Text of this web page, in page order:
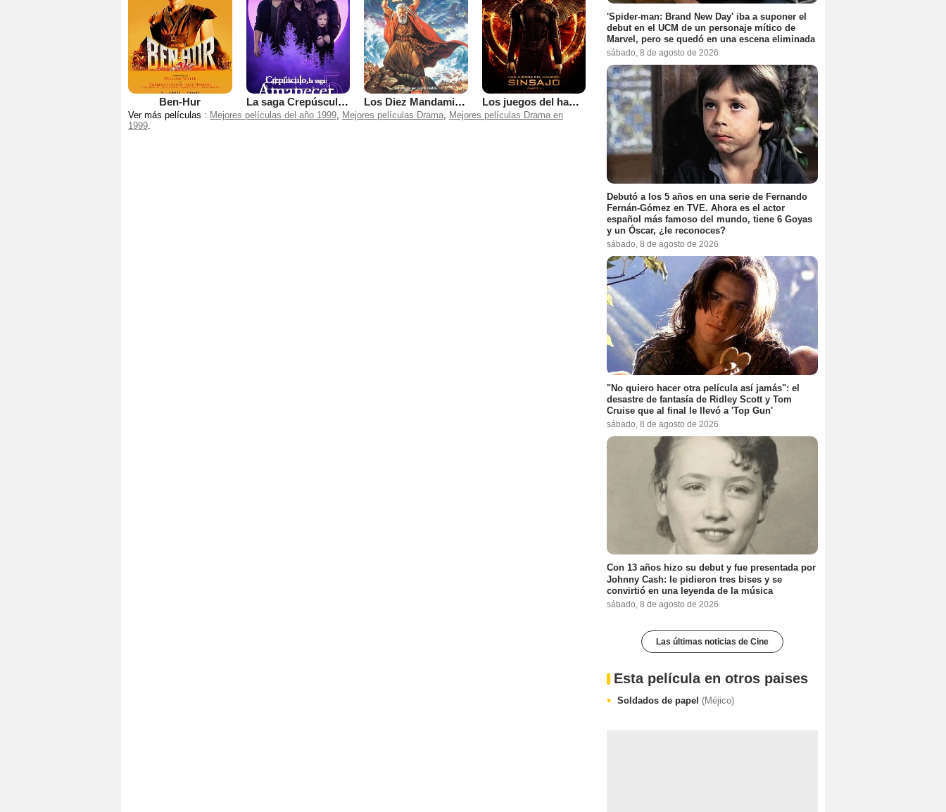
Ben-Hur La saga Crepúsculo: Amanecer - Parte 2 Los Diez Mandamientos Los juegos del hambre: Sinsajo - Parte 1
Ver más películas : Mejores películas del año 1999, Mejores películas Drama, Mejores películas Drama en
1999.
'Spider-man: Brand New Day' iba a suponer el
debut en el UCM de un personaje mítico de
Marvel, pero se quedó en una escena eliminada
sábado, 8 de agosto de 2026
Debutó a los 5 años en una serie de Fernando
Fernán-Gómez en TVE. Ahora es el actor
español más famoso del mundo, tiene 6 Goyas
y un Óscar, ¿le reconoces?
sábado, 8 de agosto de 2026
"No quiero hacer otra película así jamás": el
desastre de fantasía de Ridley Scott y Tom
Cruise que al final le llevó a 'Top Gun'
sábado, 8 de agosto de 2026
Con 13 años hizo su debut y fue presentada por
Johnny Cash: le pidieron tres bises y se
convirtió en una leyenda de la música
sábado, 8 de agosto de 2026
Las últimas noticias de Cine
Esta película en otros paises
Soldados de papel (Méjico)